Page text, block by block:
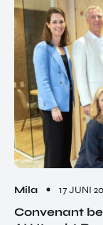
Mila 17 JUNI
Convenant